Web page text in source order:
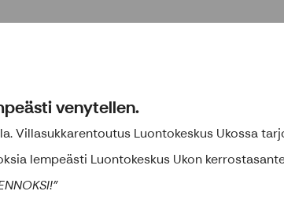
venytellen.
Villasukkarentoutus Luontokeskus Ukossa
lempeästi Luontokeskus Ukon